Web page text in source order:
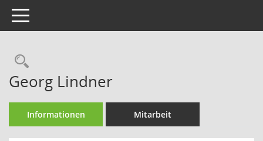
Toggle navigation
Rechercheauswahl
Georg Lindner
Informationen Mitarbeit